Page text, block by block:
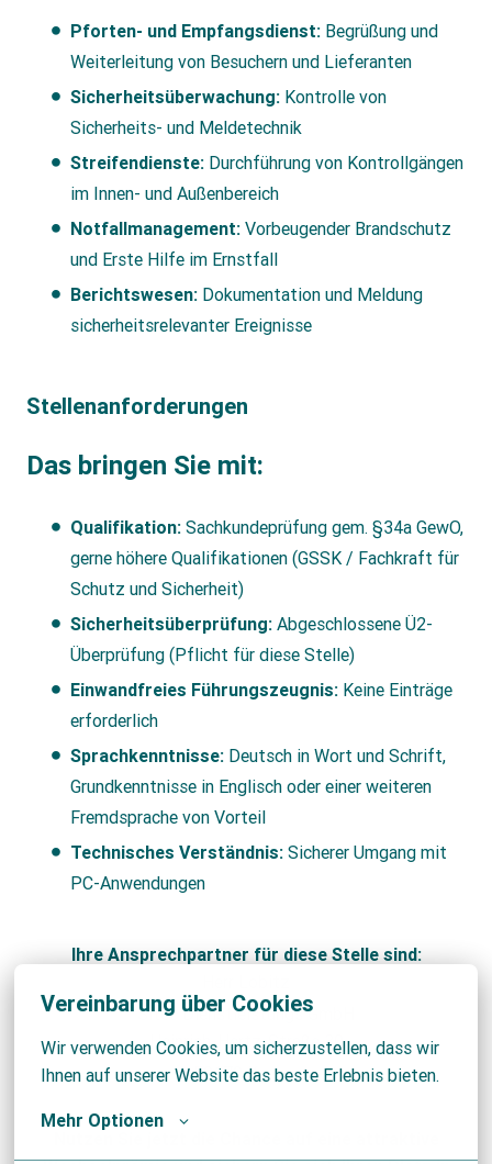
Vereinbarung über Cookies
Wir verwenden Cookies, um sicherzustellen, dass wir
Ihnen auf unserer Website das beste Erlebnis bieten.
Mehr Optionen
Pforten- und Empfangsdienst: Begrüßung und
Weiterleitung von Besuchern und Lieferanten
Sicherheitsüberwachung: Kontrolle von
Sicherheits- und Meldetechnik
Streifendienste: Durchführung von Kontrollgängen
im Innen- und Außenbereich
Notfallmanagement: Vorbeugender Brandschutz
und Erste Hilfe im Ernstfall
Berichtswesen: Dokumentation und Meldung
sicherheitsrelevanter Ereignisse
Stellenanforderungen
Das bringen Sie mit:
Qualifikation: Sachkundeprüfung gem. §34a GewO,
gerne höhere Qualifikationen (GSSK / Fachkraft für
Schutz und Sicherheit)
Sicherheitsüberprüfung: Abgeschlossene Ü2-
Überprüfung (Pflicht für diese Stelle)
Einwandfreies Führungszeugnis: Keine Einträge
erforderlich
Sprachkenntnisse: Deutsch in Wort und Schrift,
Grundkenntnisse in Englisch oder einer weiteren
Fremdsprache von Vorteil
Technisches Verständnis: Sicherer Umgang mit
PC-Anwendungen
Ihre Ansprechpartner für diese Stelle sind:
Sitec Dienstleistungs GmbH
Heinrich-Hertz-Straße 30
50170 Kerpen